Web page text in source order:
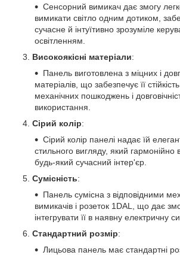
Сенсорний вимикач дає змогу
вимикати світло одним дотиком,
сучасне й інтуїтивно зрозуміле
освітленням.
Високоякісні матеріали:
Панель виготовлена з міцних і
матеріалів, що забезпечує її
механічних пошкоджень і
використання.
Сірий колір:
Сірий колір панелі надає їй
стильного вигляду, який гармонійно
будь-який сучасний інтер'єр.
Сумісність:
Панель сумісна з відповідними
вимикачів і розеток 1DAL, що дає
інтегрувати її в наявну електричну
Стандартний розмір:
Лицьова панель має стандартні